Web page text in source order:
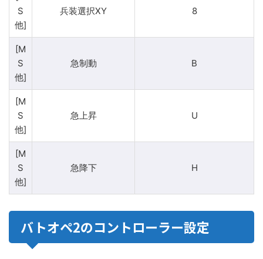
S
他]
兵装選択XY 8
[M
S
他]
急制動 B
[M
S
他]
急上昇 U
[M
S
他]
急降下 H
バトオペ2のコントローラー設定